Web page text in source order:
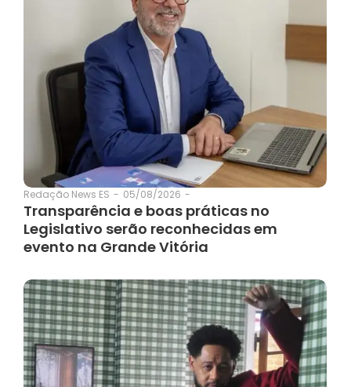
Redação News ES - 05/08/2026 -
Transparência e boas práticas no
Legislativo serão reconhecidas em
evento na Grande Vitória